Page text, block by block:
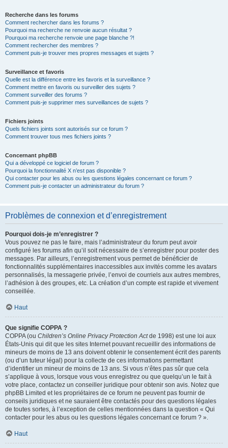
Recherche dans les forums
Comment rechercher dans les forums ?
Pourquoi ma recherche ne renvoie aucun résultat ?
Pourquoi ma recherche renvoie une page blanche ?!
Comment rechercher des membres ?
Comment puis-je trouver mes propres messages et sujets ?
Surveillance et favoris
Quelle est la différence entre les favoris et la surveillance ?
Comment mettre en favoris ou surveiller des sujets ?
Comment surveiller des forums ?
Comment puis-je supprimer mes surveillances de sujets ?
Fichiers joints
Quels fichiers joints sont autorisés sur ce forum ?
Comment trouver tous mes fichiers joints ?
Concernant phpBB
Qui a développé ce logiciel de forum ?
Pourquoi la fonctionnalité X n’est pas disponible ?
Qui contacter pour les abus ou les questions légales concernant ce forum ?
Comment puis-je contacter un administrateur du forum ?
Problèmes de connexion et d’enregistrement
Pourquoi dois-je m’enregistrer ?
Vous pouvez ne pas le faire, mais l’administrateur du forum peut avoir
configuré les forums afin qu’il soit nécessaire de s’enregistrer pour poster des
messages. Par ailleurs, l’enregistrement vous permet de bénéficier de
fonctionnalités supplémentaires inaccessibles aux invités comme les avatars
personnalisés, la messagerie privée, l’envoi de courriels aux autres membres,
l’adhésion à des groupes, etc. La création d’un compte est rapide et vivement
conseillée.
Haut
Que signifie COPPA ?
COPPA (ou Children’s Online Privacy Protection Actde 1998) est une loi aux
États-Unis qui dit que les sites Internet pouvant recueillir des informations de
mineurs de moins de 13 ans doivent obtenir le consentement écrit des parents
(ou d’un tuteur légal) pour la collecte de ces informations permettant
d’identifier un mineur de moins de 13 ans. Si vous n’êtes pas sûr que cela
s’applique à vous, lorsque vous vous enregistrez ou que quelqu’un le fait à
votre place, contactez un conseiller juridique pour obtenir son avis. Notez que
phpBB Limited et les propriétaires de ce forum ne peuvent pas fournir de
conseils juridiques et ne sauraient être contactés pour des questions légales
de toutes sortes, à l’exception de celles mentionnées dans la question « Qui
contacter pour les abus ou les questions légales concernant ce forum ? ».
Haut